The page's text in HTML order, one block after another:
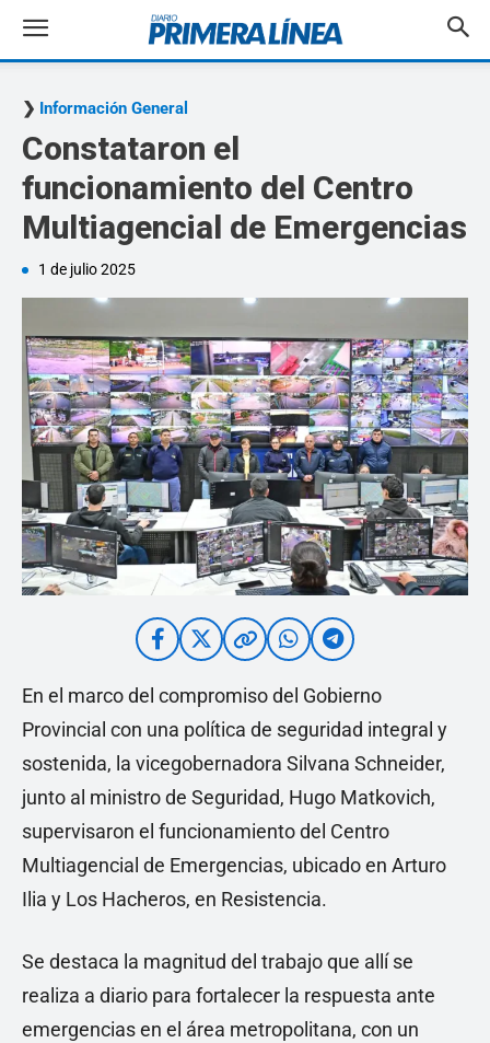
Información General
Constataron el
funcionamiento del Centro
Multiagencial de Emergencias
1 de julio 2025
En el marco del compromiso del Gobierno
Provincial con una política de seguridad integral y
sostenida, la vicegobernadora Silvana Schneider,
junto al ministro de Seguridad, Hugo Matkovich,
supervisaron el funcionamiento del Centro
Multiagencial de Emergencias, ubicado en Arturo
Ilia y Los Hacheros, en Resistencia.
Se destaca la magnitud del trabajo que allí se
realiza a diario para fortalecer la respuesta ante
emergencias en el área metropolitana, con un